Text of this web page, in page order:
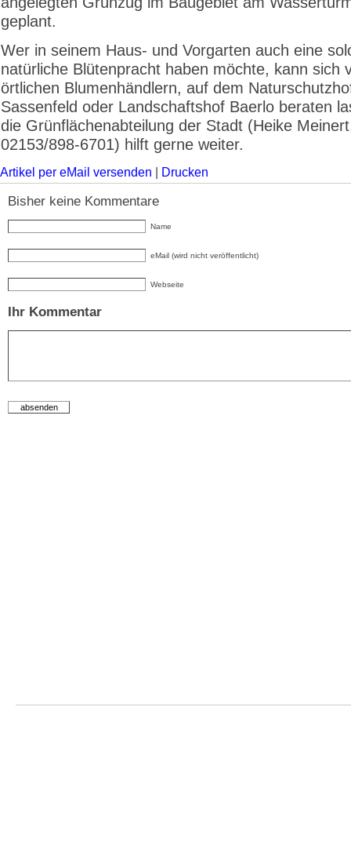
geplant.
Wer in seinem Haus- und Vorgarten auch eine
natürliche Blütenpracht haben möchte, kann sich
örtlichen Blumenhändlern, auf dem
Sassenfeld oder Landschaftshof Baerlo beraten
die Grünflächenabteilung der Stadt (Heike
02153/898-6701) hilft gerne weiter.
Artikel per eMail versenden Drucken
Bisher keine Kommentare
Name
eMail (wird nicht veröffentlicht)
Webseite
Ihr Kommentar